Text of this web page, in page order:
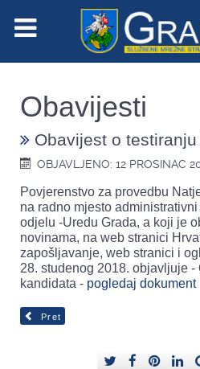
Obavijesti
Obavijest o
OBJAVLJENO: 12 PROSINAC
Povjerenstvo za provedbu
na radno mjesto
odjelu -Uredu Grada, a koji je
novinama, na web stranici
zapošljavanje, web stranici i
28. studenog 2018. objavljuje -
kandidata - pogledaj dokument
Pret